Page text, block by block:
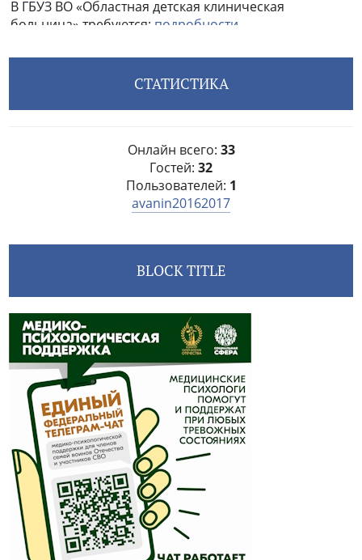
СТАТИСТИКА
Онлайн всего: 33
Гостей: 32
Пользователей: 1
avanin20162017
BLOCK TITLE